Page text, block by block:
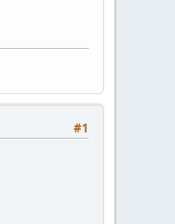
#1